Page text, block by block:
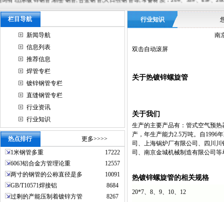
栏目导航
新闻导航
信息列表
推荐信息
焊管专栏
镀锌钢管专栏
直缝钢管专栏
行业资讯
行业知识
热点排行
更多>>>>
1米钢管多重
17222
6063铝合金方管理论重
12557
两寸的钢管的公称直径是多
10091
GB/T10571焊接铝
8684
过剩的产能压制着镀锌方管
8267
行业知识
南
双击自动滚屏
关于热镀锌螺旋管
关于我们
生产的主要产品有：管式空气预
产，年生产能力2.5万吨。自1996
司、上海锅炉厂有限公司、四川
司、南京金城机械制造有限公司
热镀锌螺旋管的相关规格
20*7、8、9、10、12